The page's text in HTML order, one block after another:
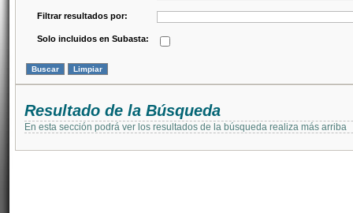
Filtrar resultados por:
Solo incluidos en Subasta:
Resultado de la Búsqueda
En esta sección podrá ver los resultados de la búsqueda realiza más arriba